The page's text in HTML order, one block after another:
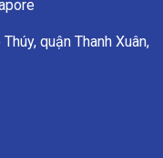
quận Thanh Xuân,